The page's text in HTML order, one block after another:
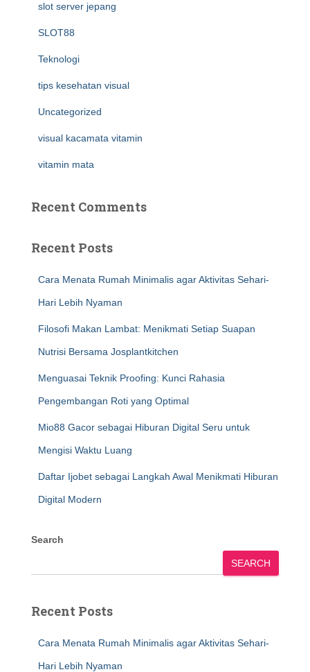
slot server jepang
SLOT88
Teknologi
tips kesehatan visual
Uncategorized
visual kacamata vitamin
vitamin mata
Recent Comments
Recent Posts
Cara Menata Rumah Minimalis agar Aktivitas Sehari-
Hari Lebih Nyaman
Filosofi Makan Lambat: Menikmati Setiap Suapan
Nutrisi Bersama Josplantkitchen
Menguasai Teknik Proofing: Kunci Rahasia
Pengembangan Roti yang Optimal
Mio88 Gacor sebagai Hiburan Digital Seru untuk
Mengisi Waktu Luang
Daftar Ijobet sebagai Langkah Awal Menikmati Hiburan
Digital Modern
Search
SEARCH
Recent Posts
Cara Menata Rumah Minimalis agar Aktivitas Sehari-
Hari Lebih Nyaman